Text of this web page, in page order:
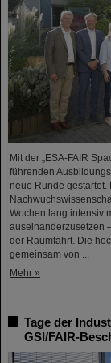
Mit der „ESA-FAIR
führenden
neue Runde gestartet.
Wochen lang intensiv
auseinanderzusetzen
der Raumfahrt. Die
gemeinsam von ...
Mehr »
Tage der
GSI/FAIR-